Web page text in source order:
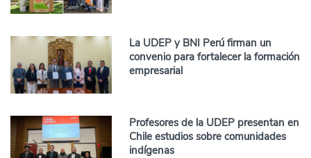
La UDEP y BNI Perú firman un
convenio para fortalecer la formación
empresarial
Profesores de la UDEP presentan en
Chile estudios sobre comunidades
indígenas